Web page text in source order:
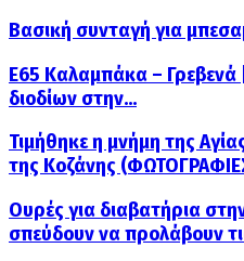
Βασική συνταγή για
Ε65 Καλαμπάκα – Γρεβενά |
διοδίων στην...
Τιμήθηκε η μνήμη της
της Κοζάνης
Ουρές για διαβατήρια
σπεύδουν να προλάβουν